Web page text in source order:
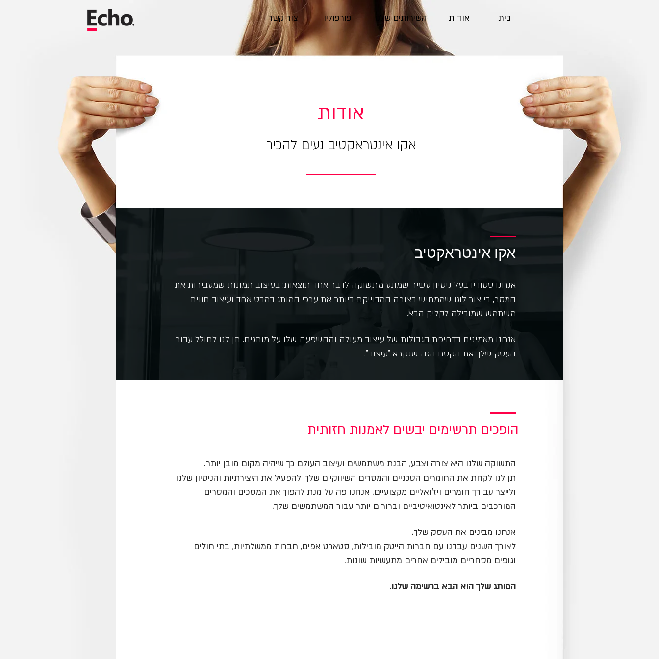
צור קשר פורפוליו השירותים שלנו אודות בית
אודות
אקו אינטראקטיב נעים להכיר
אקו אינטראקטיב
אנחנו סטודיו בעל ניסיון עשיר שמונע מתשוקה לדבר אחד תוצאות: בעיצוב תמונות שמעבירות את
המסר, בייצור לוגו שממחיש בצורה המדוייקת ביותר את ערכי המותג במבט אחד ועיצוב חווית
משתמש שמובילה לקליק הבא.
אנחנו מאמינים בדחיפת הגבולות של עיצוב מעולה וההשפעה שלו על מותגים. תן לנו לחולל עבור
העסק שלך את הקסם הזה שנקרא "עיצוב".
הופכים תרשימים יבשים לאמנות חזותית
התשוקה שלנו היא צורה וצבע, הבנת משתמשים ועיצוב העולם כך שיהיה מקום מובן יותר.
תן לנו לקחת את החומרים הטכניים והמסרים השיווקיים שלך, להפעיל את היצירתיות והניסיון שלנו
ולייצר עבורך חומרים ויז'ואליים מקצועיים. אנחנו פה על מנת להפוך את המסכים והמסרים
המורכבים ביותר לאינטואיטיביים וברורים יותר עבור המשתמשים שלך.
אנחנו מבינים את העסק שלך.
לאורך השנים עבדנו עם חברות הייטק מובילות, סטארט אפים, חברות ממשלתיות, בתי חולים
וגופים מסחריים מובילים אחרים מתעשיות שונות.
המותג שלך הוא הבא ברשימה שלנו.